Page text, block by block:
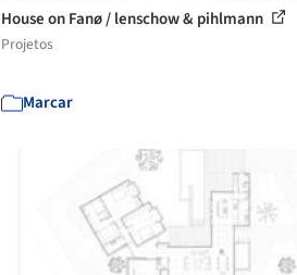
House on Fanø / lenschow & pihlmann
Projetos
Marcar